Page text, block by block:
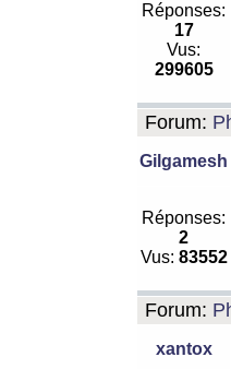
Réponses:
17
Vus:
299605
Forum:
Gilgamesh
Réponses:
2
Vus: 83552
Forum:
xantox